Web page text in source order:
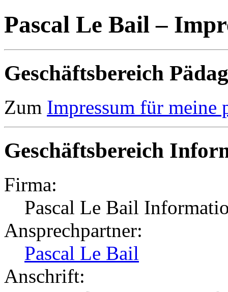
Pascal Le Bail –
Geschäftsbereich
Zum Impressum für meine
Geschäftsbereich
Firma:
Pascal Le Bail
Ansprechpartner:
Pascal Le Bail
Anschrift: